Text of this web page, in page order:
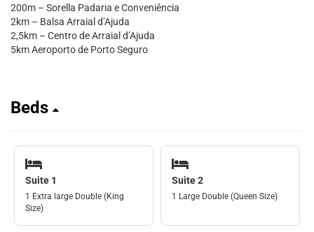
200m – Sorella Padaria e Conveniência
2km – Balsa Arraial d’Ajuda
2,5km – Centro de Arraial d’Ajuda
5km Aeroporto de Porto Seguro
Beds
Suite 1
1 Extra large Double (King
Size)
Suite 2
1 Large Double (Queen Size)